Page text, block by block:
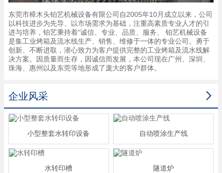
东莞市樟木头铂艺机械设备有限公司自2005年10月成立以来，公司
以科技进步为先导、以市场需求为基础，注重高素质专业人才的引
进与培养，铂艺秉持着“诚信、专业、品质、服务、 铂艺机械设备
是集工业烤箱及流水线生产、销售、维修于一体的专业公司。勇于
创新、不断进取，潜心致力为客户提供完整的工业烤箱及流水线解
决方案。因质量而生存，因诚信而发展，本公司现在广州、深圳、
珠海、惠州以及东莞等地形成了庞大的客户群体。

企业风采
小型整套水转印设备 自动喷涂生产线
水转印槽 隧道炉